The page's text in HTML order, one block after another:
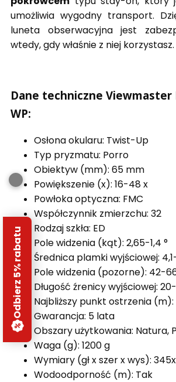
umożliwia wygodny transport.
luneta obserwacyjna jest
wtedy, gdy właśnie z niej korzystasz.
Dane techniczne Viewmaster
WP:
Osłona okularu: Twist-Up
Typ pryzmatu: Porro
Obiektyw (mm): 65 mm
Powiększenie (x): 16-48 x
Powłoka optyczna: FMC
Współczynnik zmierzchu: 32
Rodzaj szkła: ED
Pole widzenia (kąt): 2,65-1,4 °
Średnica plamki wyjściowej:
Pole widzenia (pozorne): 42-
Długość źrenicy wyjściowej:
Najbliższy punkt ostrzenia (m):
Gwarancja: 5 lata
Obszary użytkowania: Natura,
Waga (g): 1200 g
Wymiary (gł x szer x wys):
Wodoodporność (m): Tak
Odbierz 5% rabatu